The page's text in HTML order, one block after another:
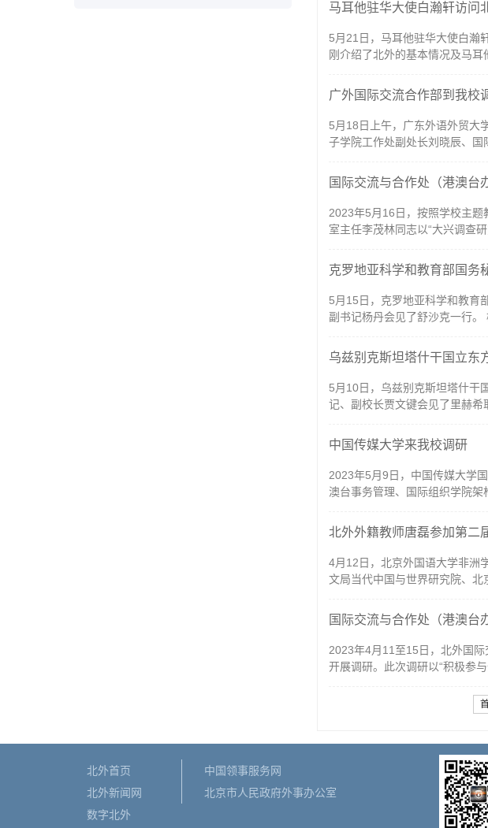
马耳他驻华大使白瀚轩访问
5月21日，马耳他驻华大使白瀚
刚介绍了北外的基本情况及马
广外国际交流合作部到我校
5月18日上午，广东外语外贸大
子学院工作处副处长刘晓辰、
国际交流与合作处（港澳台
2023年5月16日，按照学校主
室主任李茂林同志以“大兴调
克罗地亚科学和教育部国务
5月15日，克罗地亚科学和教育
副书记杨丹会见了舒沙克一行
乌兹别克斯坦塔什干国立东
5月10日，乌兹别克斯坦塔什干
记、副校长贾文键会见了里赫
中国传媒大学来我校调研
2023年5月9日，中国传媒大学
澳台事务管理、国际组织学院
北外外籍教师唐磊参加第二
4月12日，北京外国语大学非洲
文局当代中国与世界研究院、
国际交流与合作处（港澳台
2023年4月11至15日，北外国
开展调研。此次调研以“积极参
北外首页
北外新闻网
数字北外
中国领事服务网
北京市人民政府外事办公室